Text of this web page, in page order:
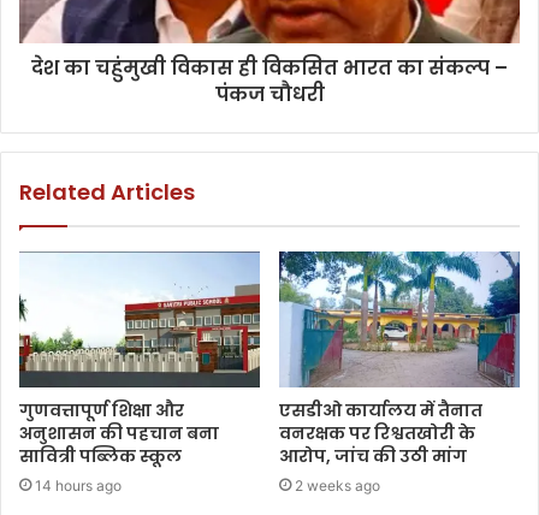
देश का चहुंमुखी विकास ही विकसित भारत का संकल्प –
पंकज चौधरी
Related Articles
गुणवत्तापूर्ण शिक्षा और
अनुशासन की पहचान बना
सावित्री पब्लिक स्कूल
14 hours ago
एसडीओ कार्यालय में तैनात
वनरक्षक पर रिश्वतखोरी के
आरोप, जांच की उठी मांग
2 weeks ago